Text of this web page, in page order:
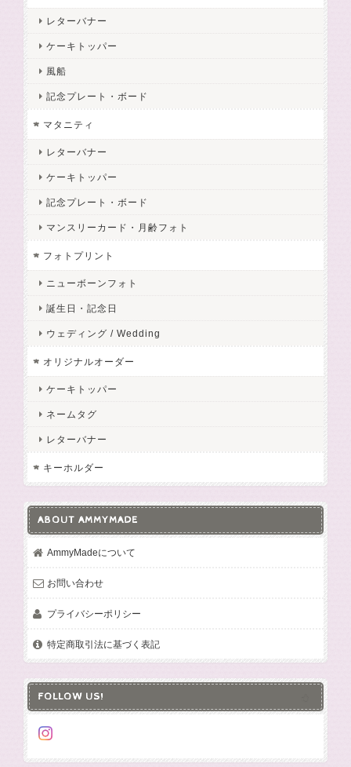
レターバナー
ケーキトッパー
風船
記念プレート・ボード
マタニティ
レターバナー
ケーキトッパー
記念プレート・ボード
マンスリーカード・月齢フォト
フォトプリント
ニューボーンフォト
誕生日・記念日
ウェディング / Wedding
オリジナルオーダー
ケーキトッパー
ネームタグ
レターバナー
キーホルダー
ABOUT AMMYMADE
AmmyMadeについて
お問い合わせ
プライバシーポリシー
特定商取引法に基づく表記
FOLLOW US!